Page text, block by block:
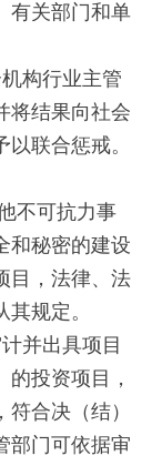
有关部门和单
构行业主管
将结果向社会
联合惩戒。
不可抗力事
和秘密的建设
目，法律、法
规定。
并出具项目
投资项目，
合决（结）
部门可依据审